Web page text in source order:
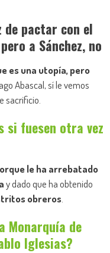
de pactar con el
a Sánchez, no
es una utopía, pero
Abascal, sí le vemos
sacrificio.
si fuesen otra vez
le ha arrebatado
y dado que ha obtenido
obreros.
Monarquía de
Iglesias?